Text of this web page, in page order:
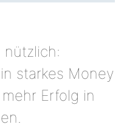
starkes Money
Erfolg in